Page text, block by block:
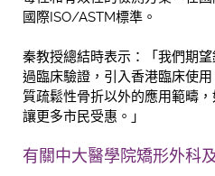
國際ISO/ASTM標準。
秦教授總結時表示：「我們期
過臨床驗證，引入香港臨床使
質疏鬆性骨折以外的應用範疇
讓更多市民受惠。」
有關中大醫學院矯形外科